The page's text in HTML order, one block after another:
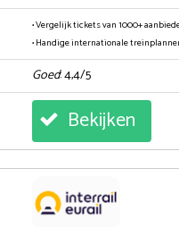
• Vergelijk tickets van 1000+
• Handige internationale
Goed: 4,4/5
Bekijken